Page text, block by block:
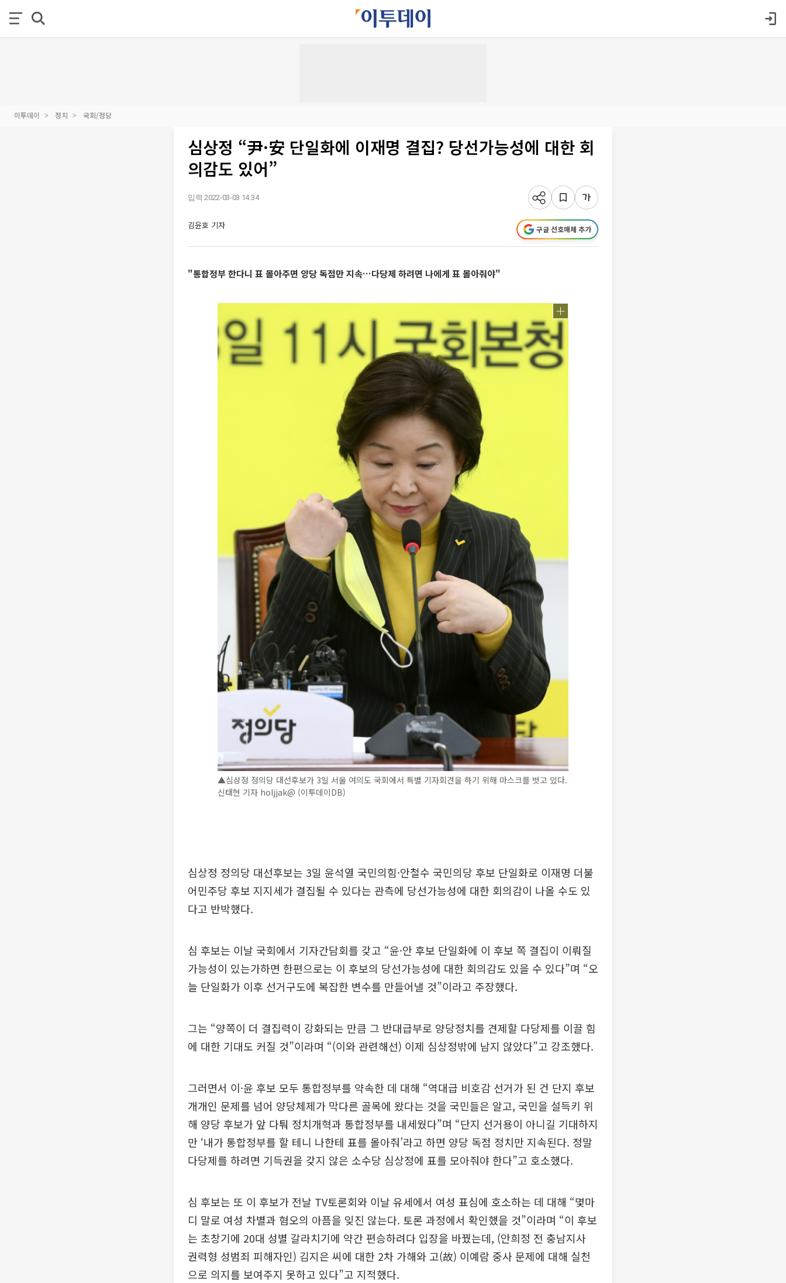
이투데이 정치 국회/정당
심상정 “尹·安 단일화에 이재명 결집? 당선가능성에 대한 회
의감도 있어”
입력 2022-03-03 14:34
김윤호 기자 구글 선호매체 추가
"통합정부 한다니 표 몰아주면 양당 독점만 지속…다당제 하려면 나에게 표 몰아줘야"
▲심상정 정의당 대선후보가 3일 서울 여의도 국회에서 특별 기자회견을 하기 위해 마스크를 벗고 있다.
신태현 기자 holjjak@ (이투데이DB)
심상정 정의당 대선후보는 3일 윤석열 국민의힘·안철수 국민의당 후보 단일화로 이재명 더불
어민주당 후보 지지세가 결집될 수 있다는 관측에 당선가능성에 대한 회의감이 나올 수도 있
다고 반박했다.
심 후보는 이날 국회에서 기자간담회를 갖고 “윤·안 후보 단일화에 이 후보 쪽 결집이 이뤄질
가능성이 있는가하면 한편으로는 이 후보의 당선가능성에 대한 회의감도 있을 수 있다”며 “오
늘 단일화가 이후 선거구도에 복잡한 변수를 만들어낼 것”이라고 주장했다.
그는 “양쪽이 더 결집력이 강화되는 만큼 그 반대급부로 양당정치를 견제할 다당제를 이끌 힘
에 대한 기대도 커질 것”이라며 “(이와 관련해선) 이제 심상정밖에 남지 않았다”고 강조했다.
그러면서 이·윤 후보 모두 통합정부를 약속한 데 대해 “역대급 비호감 선거가 된 건 단지 후보
개개인 문제를 넘어 양당체제가 막다른 골목에 왔다는 것을 국민들은 알고, 국민을 설득키 위
해 양당 후보가 앞 다퉈 정치개혁과 통합정부를 내세웠다”며 “단지 선거용이 아니길 기대하지
만 ‘내가 통합정부를 할 테니 나한테 표를 몰아줘’라고 하면 양당 독점 정치만 지속된다. 정말
다당제를 하려면 기득권을 갖지 않은 소수당 심상정에 표를 모아줘야 한다”고 호소했다.
심 후보는 또 이 후보가 전날 TV토론회와 이날 유세에서 여성 표심에 호소하는 데 대해 “몇마
디 말로 여성 차별과 혐오의 아픔을 잊진 않는다. 토론 과정에서 확인했을 것”이라며 “이 후보
는 초창기에 20대 성별 갈라치기에 약간 편승하려다 입장을 바꿨는데, (안희정 전 충남지사
권력형 성범죄 피해자인) 김지은 씨에 대한 2차 가해와 고(故) 이예람 중사 문제에 대해 실천
으로 의지를 보여주지 못하고 있다”고 지적했다.